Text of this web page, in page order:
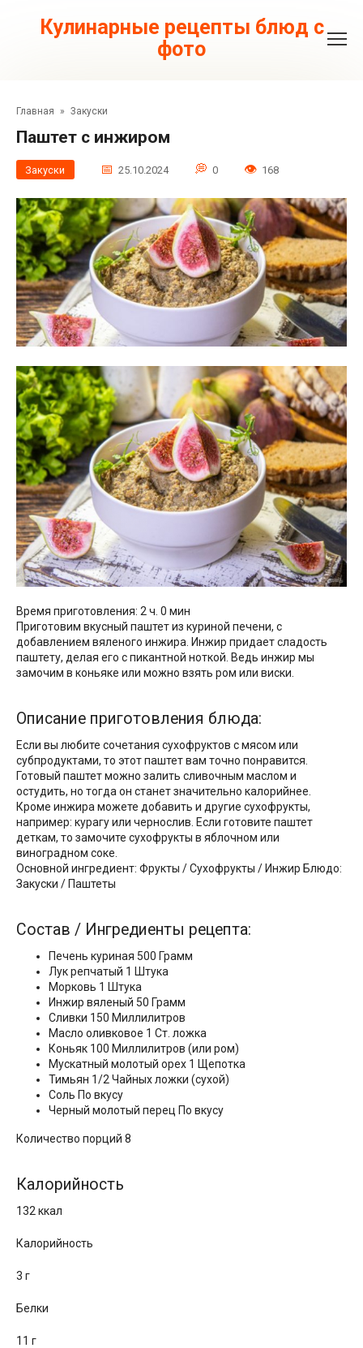
контентуКулинарные рецепты блюд с
фото
Главная » Закуски
Паштет с инжиром
Закуски 25.10.2024 0 168
Время приготовления: 2 ч. 0 мин
Приготовим вкусный паштет из куриной печени, с
добавлением вяленого инжира. Инжир придает сладость
паштету, делая его с пикантной ноткой. Ведь инжир мы
замочим в коньяке или можно взять ром или виски.
Описание приготовления блюда:
Если вы любите сочетания сухофруктов с мясом или
субпродуктами, то этот паштет вам точно понравится.
Готовый паштет можно залить сливочным маслом и
остудить, но тогда он станет значительно калорийнее.
Кроме инжира можете добавить и другие сухофрукты,
например: курагу или чернослив. Если готовите паштет
деткам, то замочите сухофрукты в яблочном или
виноградном соке.
Основной ингредиент: Фрукты / Сухофрукты / Инжир Блюдо:
Закуски / Паштеты
Состав / Ингредиенты рецепта:
Печень куриная 500 Грамм
Лук репчатый 1 Штука
Морковь 1 Штука
Инжир вяленый 50 Грамм
Сливки 150 Миллилитров
Масло оливковое 1 Ст. ложка
Коньяк 100 Миллилитров (или ром)
Мускатный молотый орех 1 Щепотка
Тимьян 1/2 Чайных ложки (сухой)
Соль По вкусу
Черный молотый перец По вкусу
Количество порций 8
Калорийность
132 ккал
Калорийность
3 г
Белки
11 г